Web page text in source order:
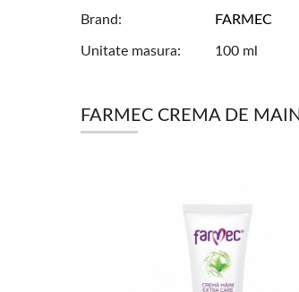
Brand FARMEC
Unitate masura 100 ml
FARMEC CREMA DE